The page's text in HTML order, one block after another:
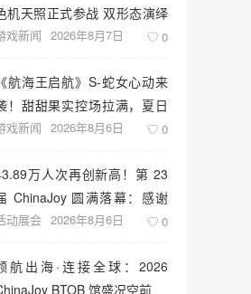
机天照正式参战 双形态演绎
中战技
戏新闻 2026年8月7日 0
《航海王启航》S-蛇女心动来
！甜甜果实控场拉满，夏日
宴开启
戏新闻 2026年8月6日 0
万人次再创新高！第 23
ChinaJoy 圆满落幕：感谢
你，共赴这场“与 AI 同游”的
动展会 2026年8月6日 0
航出海·连接全球：2026
BTOB 馆盛况空前